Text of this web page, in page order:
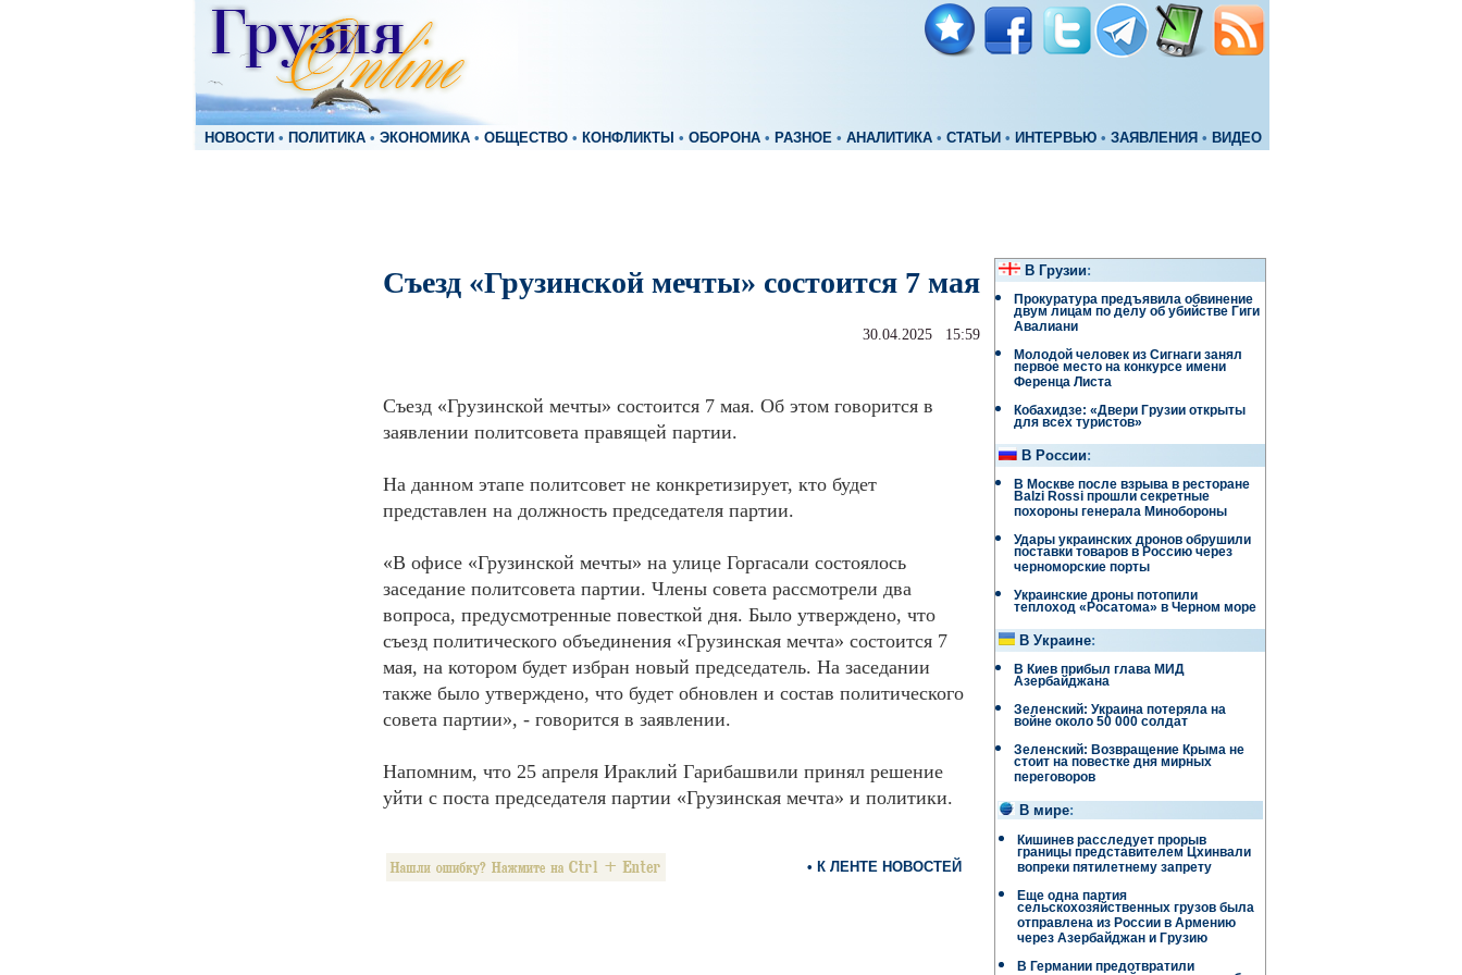
НОВОСТИ • ПОЛИТИКА • ЭКОНОМИКА • ОБЩЕСТВО • КОНФЛИКТЫ • ОБОРОНА • РАЗНОЕ • АНАЛИТИКА • СТАТЬИ • ИНТЕРВЬЮ • ЗАЯВЛЕНИЯ • ВИДЕО
Съезд «Грузинской мечты» состоится 7 мая
30.04.2025 15:59
Съезд «Грузинской мечты» состоится 7 мая. Об этом говорится в
заявлении политсовета правящей партии.
На данном этапе политсовет не конкретизирует, кто будет
представлен на должность председателя партии.
«В офисе «Грузинской мечты» на улице Горгасали состоялось
заседание политсовета партии. Члены совета рассмотрели два
вопроса, предусмотренные повесткой дня. Было утверждено, что
съезд политического объединения «Грузинская мечта» состоится 7
мая, на котором будет избран новый председатель. На заседании
также было утверждено, что будет обновлен и состав политического
совета партии», - говорится в заявлении.
Напомним, что 25 апреля Ираклий Гарибашвили принял решение
уйти с поста председателя партии «Грузинская мечта» и политики.
• К ЛЕНТЕ НОВОСТЕЙ
В Грузии:
Прокуратура предъявила обвинение
двум лицам по делу об убийстве Гиги
Авалиани
Молодой человек из Сигнаги занял
первое место на конкурсе имени
Ференца Листа
Кобахидзе: «Двери Грузии открыты
для всех туристов»
В России:
В Москве после взрыва в ресторане
Balzi Rossi прошли секретные
похороны генерала Минобороны
Удары украинских дронов обрушили
поставки товаров в Россию через
черноморские порты
Украинские дроны потопили
теплоход «Росатома» в Черном море
В Украине:
В Киев прибыл глава МИД
Азербайджана
Зеленский: Украина потеряла на
войне около 50 000 солдат
Зеленский: Возвращение Крыма не
стоит на повестке дня мирных
переговоров
В мире:
Кишинев расследует прорыв
границы представителем Цхинвали
вопреки пятилетнему запрету
Еще одна партия
сельскохозяйственных грузов была
отправлена ​​из России в Армению
через Азербайджан и Грузию
В Германии предотвратили